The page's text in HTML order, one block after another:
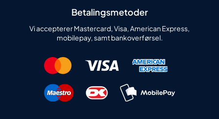
Betalingsmetoder
Vi accepterer Mastercard, Visa, American Express,
mobilepay, samt bankoverførsel.